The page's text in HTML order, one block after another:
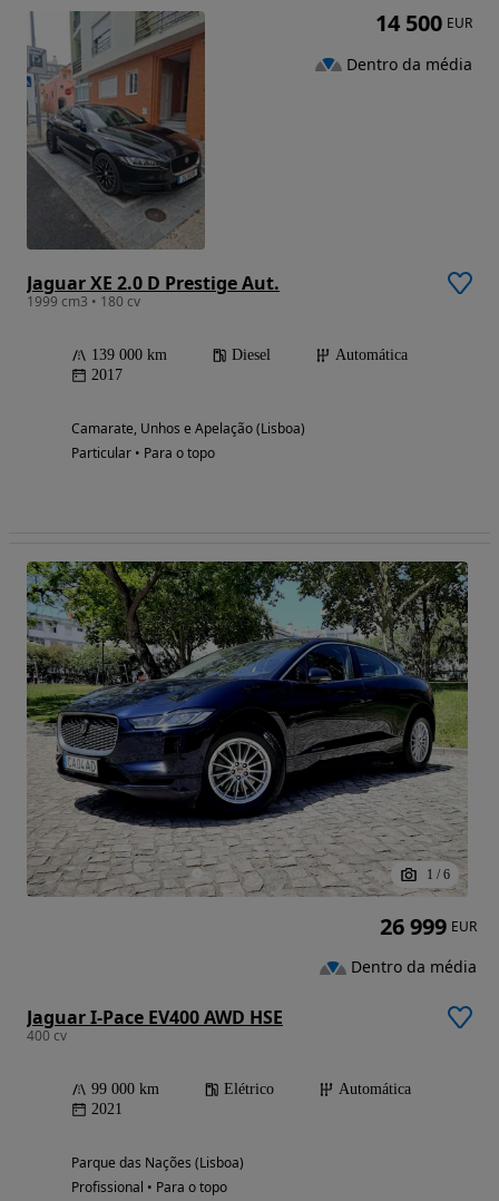
Jaguar XE 2.0 D Prestige Aut.
1999 cm3 • 180 cv
139 000 km Diesel
Automática
2017
Camarate, Unhos e Apelação (Lisboa)
Particular • Para o topo
14 500 EUR
Dentro da média
1 / 6
Jaguar I-Pace EV400 AWD HSE
400 cv
99 000 km Elétrico
Automática
2021
Parque das Nações (Lisboa)
Profissional • Para o topo
26 999 EUR
Dentro da média